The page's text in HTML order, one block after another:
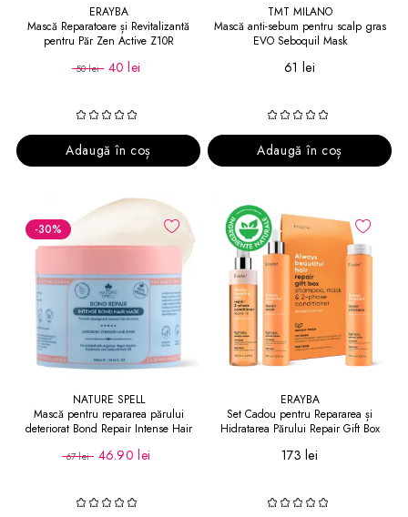
ERAYBA
Mască Reparatoare și Revitalizantă
pentru Păr Zen Active Z10R
50 lei 40 lei
Adaugă în coș
TMT MILANO
Mască anti-sebum pentru scalp gras
EVO Seboquil Mask
61 lei
Adaugă în coș
-30%
NATURE SPELL
Mască pentru repararea părului
deteriorat Bond Repair Intense Hair
67 lei 46.90 lei
ERAYBA
Set Cadou pentru Repararea și
Hidratarea Părului Repair Gift Box
173 lei